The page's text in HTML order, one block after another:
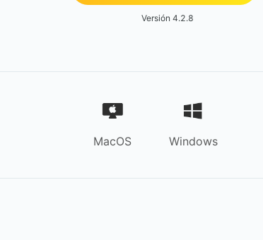
Versión 4.2.8
MacOS Windows